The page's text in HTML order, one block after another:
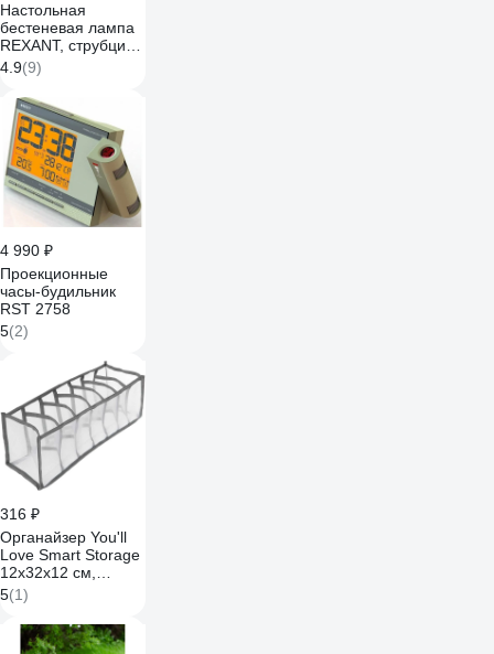
Настольная
бестеневая лампа
REXANT, струбцина
324 SMD LED
теплое и холодное
свечение 31-0410
4.9(9)
4 990 ₽
Проекционные
часы-будильник
RST 2758
5(2)
316 ₽
Органайзер You'll
Love Smart Storage
12x32x12 см,
нейлон/50/10 75204
5(1)